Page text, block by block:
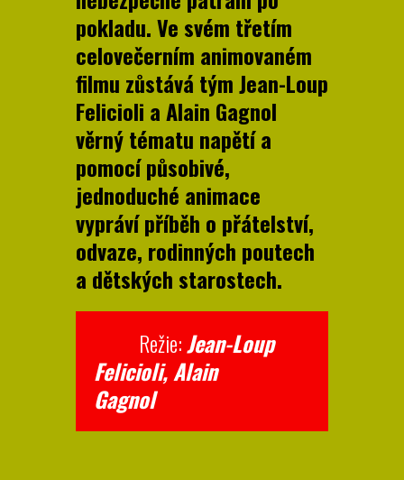
pokladu. Ve svém třetím
celovečerním animovaném
filmu zůstává tým Jean-Loup
Felicioli a Alain Gagnol
věrný tématu napětí a
pomocí působivé,
jednoduché animace
vypráví příběh o přátelství,
odvaze, rodinných poutech
a dětských starostech.
Režie:Jean-Loup
Felicioli, Alain
Gagnol